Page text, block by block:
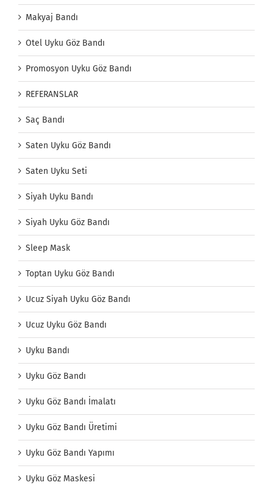
Makyaj Bandı
Otel Uyku Göz Bandı
Promosyon Uyku Göz Bandı
REFERANSLAR
Saç Bandı
Saten Uyku Göz Bandı
Saten Uyku Seti
Siyah Uyku Bandı
Siyah Uyku Göz Bandı
Sleep Mask
Toptan Uyku Göz Bandı
Ucuz Siyah Uyku Göz Bandı
Ucuz Uyku Göz Bandı
Uyku Bandı
Uyku Göz Bandı
Uyku Göz Bandı İmalatı
Uyku Göz Bandı Üretimi
Uyku Göz Bandı Yapımı
Uyku Göz Maskesi